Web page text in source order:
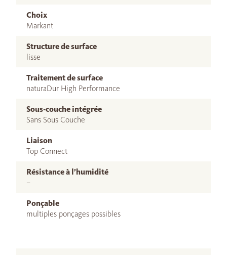
Choix
Markant
Structure de surface
lisse
Traitement de surface
naturaDur High Performance
Sous-couche intégrée
Sans Sous Couche
Liaison
Top Connect
Résistance à l’humidité
–
Ponçable
multiples ponçages possibles